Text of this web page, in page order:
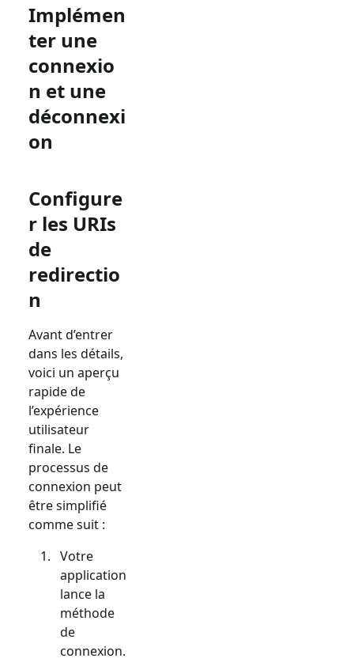
Implémen
ter une
connexio
n et une
déconnexi
on
Configure
r les URIs
de
redirectio
n
Avant d’entrer
dans les détails,
voici un aperçu
rapide de
l’expérience
utilisateur
finale. Le
processus de
connexion peut
être simplifié
comme suit :
Votre
application
lance la
méthode
de
connexion.